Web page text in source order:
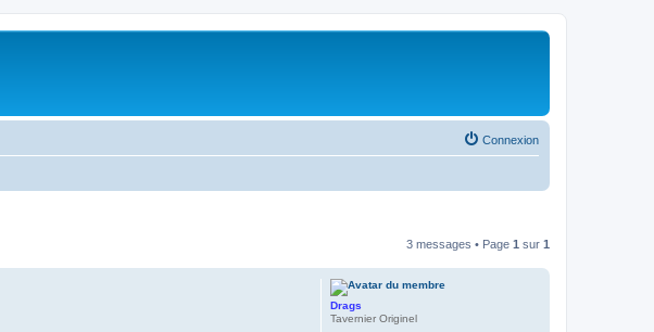
Connexion
3 messages • Page 1 sur 1
Drags
Tavernier Originel